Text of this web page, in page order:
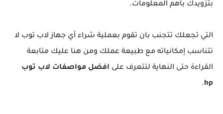
بتزويدك بأهم المعلومات.
التي تجعلك تتجنب بان تقوم بعملية شراء أي جهاز لاب توب لا
تتناسب إمكانياته مع طبيعة عملك ومن هنا عليك متابعة
القراءة حتى النهاية لتتعرف على افضل مواصفات لاب توب
hp
.